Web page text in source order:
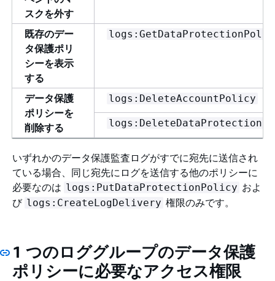
スクを外す
既存のデー
タ保護ポリ
シーを表示
する
データ保護
ポリシーを
削除する
logs:DeleteAccountPolicy
いずれかのデータ保護監査ログがすでに宛先に送信され
ている場合、同じ宛先にログを送信する他のポリシーに
必要なのは logs:PutDataProtectionPolicy およ
び logs:CreateLogDelivery 権限のみです。
1 つのロググループのデータ保護
ポリシーに必要なアクセス権限